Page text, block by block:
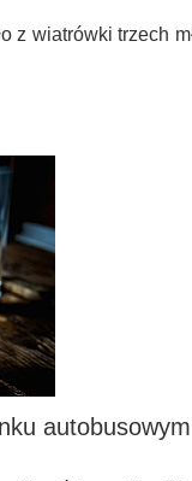
z wiatrówki trzech